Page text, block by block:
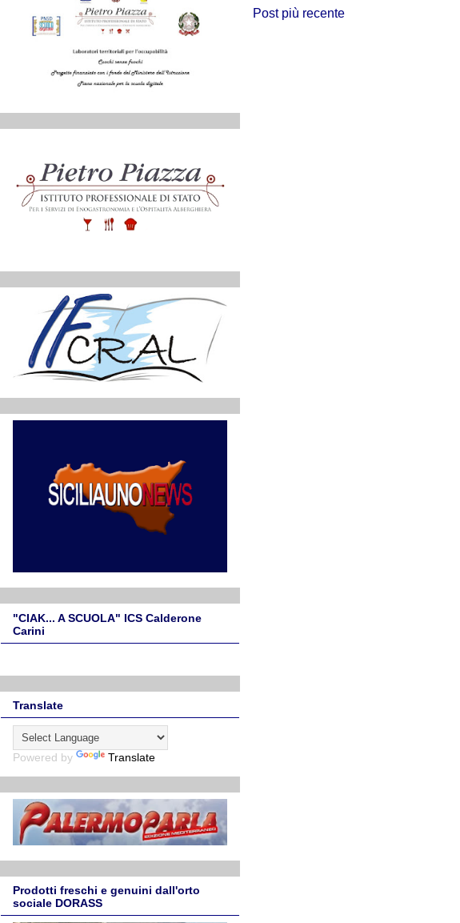
Post più recente
"CIAK... A SCUOLA" ICS Calderone
Carini
Translate
Powered by Translate
Prodotti freschi e genuini dall'orto
sociale DORASS